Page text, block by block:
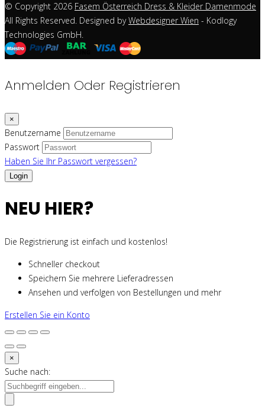
© Copyright 2026 Fasem Österreich Dress & Kleider Damenmode
All Rights Reserved. Designed byWebdesigner Wien - Kodlogy
Technologies GmbH.
Anmelden Oder Registrieren
×
Benutzername
Passwort
Haben Sie Ihr Passwort vergessen?
NEU HIER?
Die Registrierung ist einfach und kostenlos!
Schneller checkout
Speichern Sie mehrere Lieferadressen
Ansehen und verfolgen von Bestellungen und mehr
Erstellen Sie ein Konto
×
Suche nach: